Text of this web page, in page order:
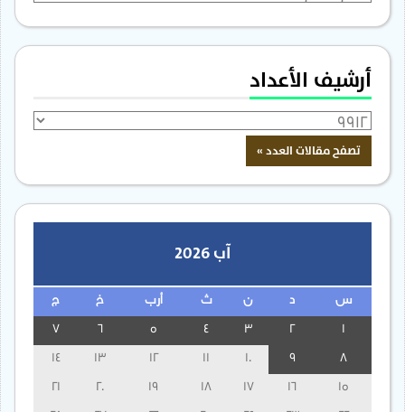
أرشيف الأعداد
آب 2026
س ن ث أرب خ ج
3
13
14
15
16
17
18
19
20
21